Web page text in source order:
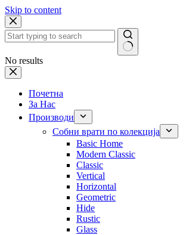
Skip to content
No results
Почетна
За Нас
Производи
Собни врати по колекција
Basic Home
Modern Classic
Classic
Vertical
Horizontal
Geometric
Hide
Rustic
Glass